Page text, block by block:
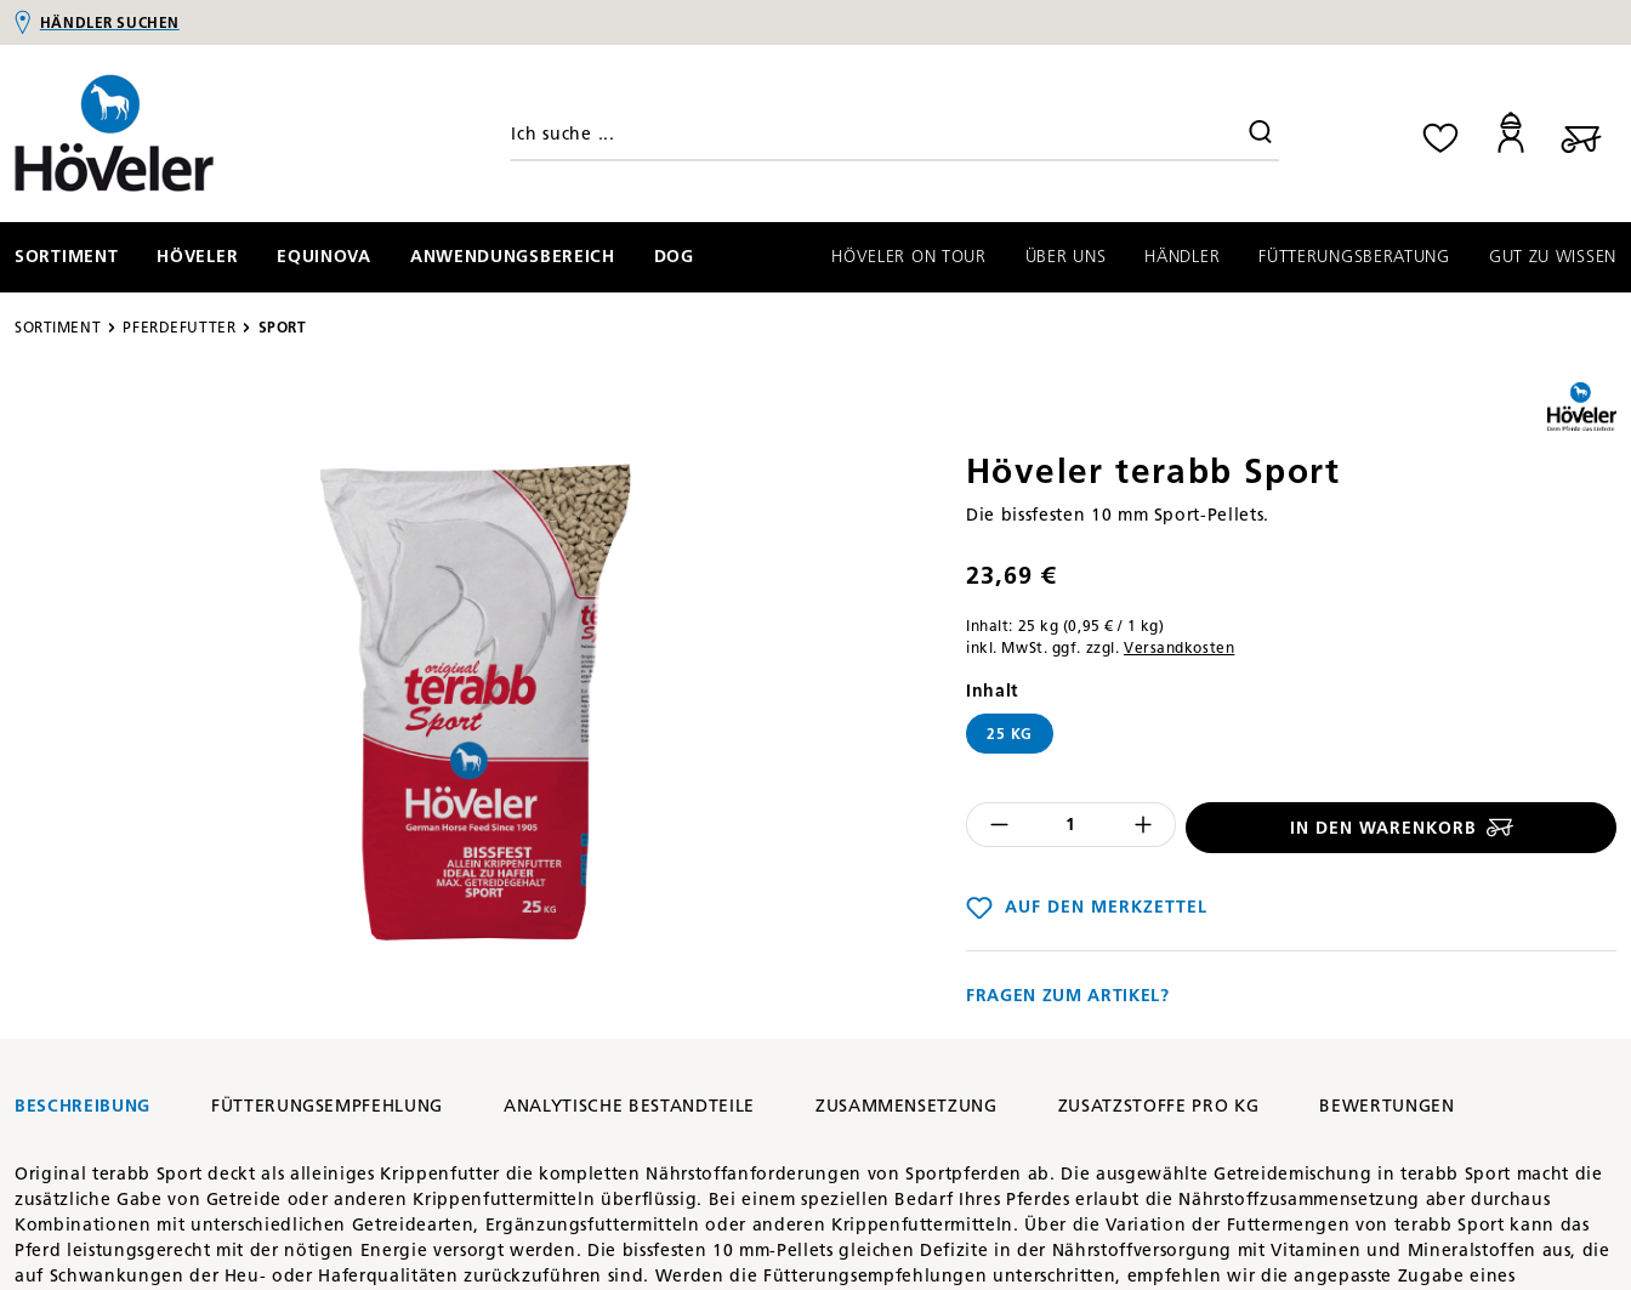
Zur Hauptnavigation springen
HÄNDLER SUCHEN
SORTIMENT HÖVELER EQUINOVA ANWENDUNGSBEREICH DOG HÖVELER ON TOUR ÜBER UNS HÄNDLER FÜTTERUNGSBERATUNG GUT ZU WISSEN
SORTIMENT PFERDEFUTTER SPORT
Höveler terabb Sport
Die bissfesten 10 mm Sport-Pellets.
23,69 €
Inhalt: 25 kg (0,95 € / 1 kg)
inkl. MwSt. ggf. zzgl. Versandkosten
Inhaltauswählen
25 KG
Produkt Anzahl des Produktes
IN DEN WARENKORB
AUF DEN MERKZETTEL
FRAGEN ZUM ARTIKEL?
BESCHREIBUNG FÜTTERUNGSEMPFEHLUNG ANALYTISCHE BESTANDTEILE ZUSAMMENSETZUNG ZUSATZSTOFFE PRO KG BEWERTUNGEN
Original terabb Sport deckt als alleiniges Krippenfutter die kompletten Nährstoffanforderungen von Sportpferden ab. Die ausgewählte Getreidemischung in terabb Sport macht die
zusätzliche Gabe von Getreide oder anderen Krippenfuttermitteln überflüssig. Bei einem speziellen Bedarf Ihres Pferdes erlaubt die Nährstoffzusammensetzung aber durchaus
Kombinationen mit unterschiedlichen Getreidearten, Ergänzungsfuttermitteln oder anderen Krippenfuttermitteln. Über die Variation der Futtermengen von terabb Sport kann das
Pferd leistungsgerecht mit der nötigen Energie versorgt werden. Die bissfesten 10 mm-Pellets gleichen Defizite in der Nährstoffversorgung mit Vitaminen und Mineralstoffen aus, die
auf Schwankungen der Heu- oder Haferqualitäten zurückzuführen sind. Werden die Fütterungsempfehlungen unterschritten, empfehlen wir die angepasste Zugabe eines